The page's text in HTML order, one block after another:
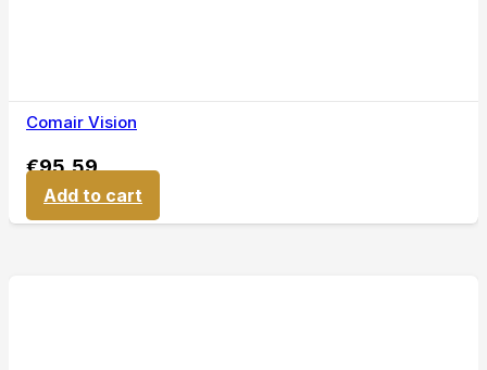
Comair Vision
€95,59
Add to cart